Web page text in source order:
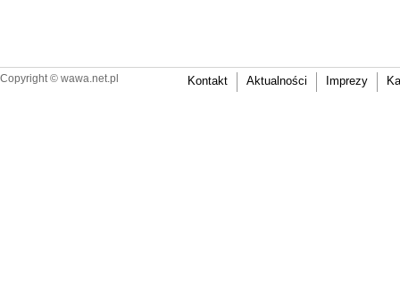
Copyright © wawa.net.pl Kontakt Aktualności Imprezy